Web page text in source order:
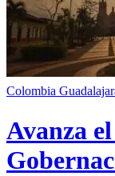
Colombia
Avanza